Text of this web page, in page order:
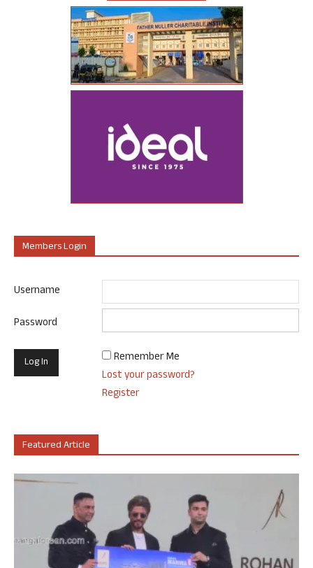
Members Login
Username
Password
Remember Me
Lost your password?
Register
Featured Article